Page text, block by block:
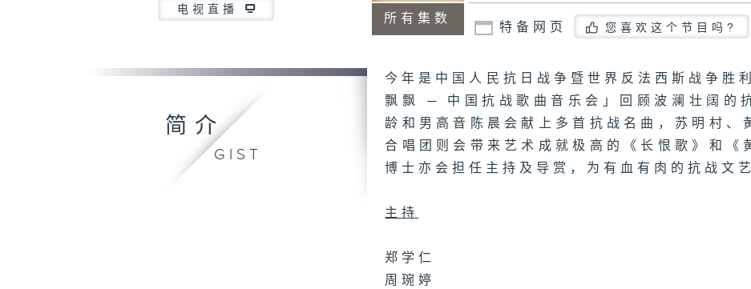
电视直播
所有集数
特备网页 您喜欢这个节目吗?
简介
GIST
今年是中国人民抗日战争暨世界反法西斯战争胜
飘飘 ─ 中国抗战歌曲音乐会」回顾波澜壮阔的
龄和男高音陈晨会献上多首抗战名曲，苏明村、
合唱团则会带来艺术成就极高的《长恨歌》和《
博士亦会担任主持及导赏，为有血有肉的抗战文
主持
郑学仁
周琬婷